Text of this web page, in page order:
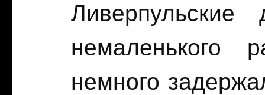
немаленького
немного